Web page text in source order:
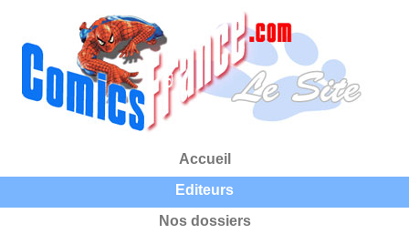
Accueil
Editeurs
Nos dossiers